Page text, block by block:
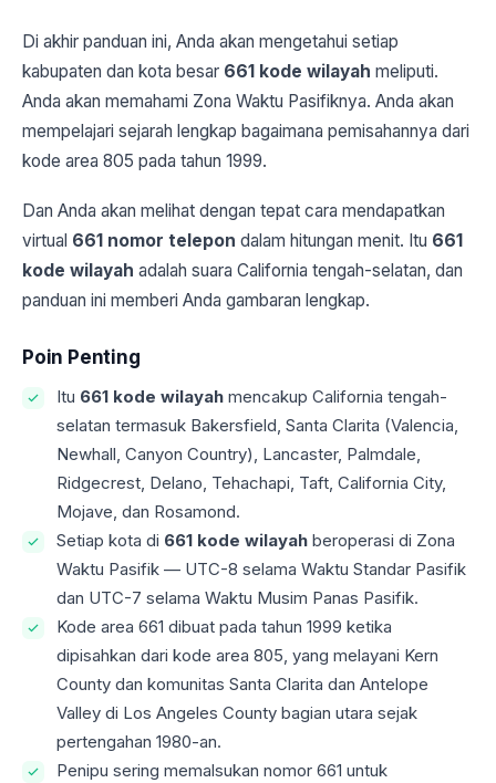
Di akhir panduan ini, Anda akan mengetahui setiap
kabupaten dan kota besar 661 kode wilayah meliputi.
Anda akan memahami Zona Waktu Pasifiknya. Anda akan
mempelajari sejarah lengkap bagaimana pemisahannya dari
kode area 805 pada tahun 1999.
Dan Anda akan melihat dengan tepat cara mendapatkan
virtual 661 nomor telepon dalam hitungan menit. Itu 661
kode wilayah adalah suara California tengah-selatan, dan
panduan ini memberi Anda gambaran lengkap.
Poin Penting
Itu 661 kode wilayah mencakup California tengah-
selatan termasuk Bakersfield, Santa Clarita (Valencia,
Newhall, Canyon Country), Lancaster, Palmdale,
Ridgecrest, Delano, Tehachapi, Taft, California City,
Mojave, dan Rosamond.
Setiap kota di 661 kode wilayah beroperasi di Zona
Waktu Pasifik — UTC-8 selama Waktu Standar Pasifik
dan UTC-7 selama Waktu Musim Panas Pasifik.
Kode area 661 dibuat pada tahun 1999 ketika
dipisahkan dari kode area 805, yang melayani Kern
County dan komunitas Santa Clarita dan Antelope
Valley di Los Angeles County bagian utara sejak
pertengahan 1980-an.
Penipu sering memalsukan nomor 661 untuk